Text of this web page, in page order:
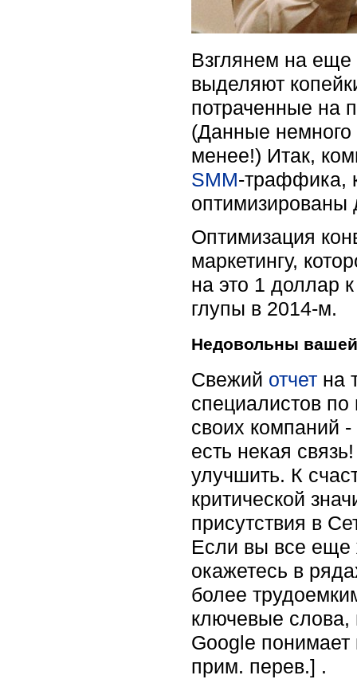
Взглянем на
выделяют
потраченные на
(Данные немного
менее!) Итак,
SMM-траффика,
оптимизированы
Оптимизация
маркетингу,
на это 1 доллар
глупы в 2014-м.
Недовольны
Свежий отчет на
специалистов по
своих компаний
есть некая
улучшить. К
критической
присутствия в
Если вы все еще
окажетесь в
более
ключевые слова,
Google понимает
прим. перев.] .